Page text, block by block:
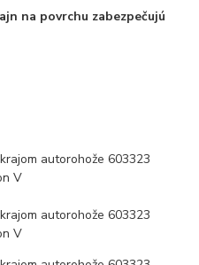
na povrchu zabezpečujú